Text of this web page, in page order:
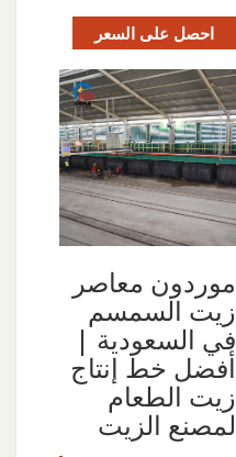
احصل على السعر
موردون معاصر
زيت السمسم
في السعودية |
أفضل خط إنتاج
زيت الطعام
لمصنع الزيت